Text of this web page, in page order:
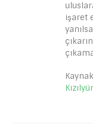
işaret